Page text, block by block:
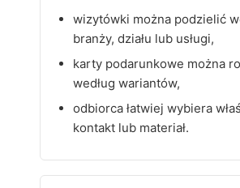
wizytówki można podzielić
branży, działu lub usługi,
karty podarunkowe można
według wariantów,
odbiorca łatwiej wybiera
kontakt lub materiał.